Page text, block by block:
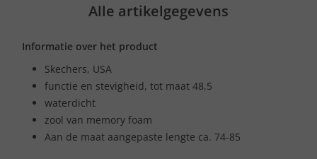
Alle artikelgegevens
Informatie over het product
Skechers, USA
functie en stevigheid, tot maat 48,5
waterdicht
zool van memory foam
Aan de maat aangepaste lengte ca. 74-85